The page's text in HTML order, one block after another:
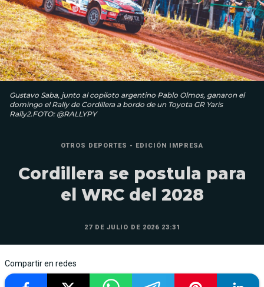
Gustavo Saba, junto al copiloto argentino Pablo Olmos, ganaron el
domingo el Rally de Cordillera a bordo de un Toyota GR Yaris
Rally2.FOTO: @RALLYPY
OTROS DEPORTES - EDICIÓN IMPRESA
Cordillera se postula para
el WRC del 2028
27 DE JULIO DE 2026 23:31
Compartir en redes